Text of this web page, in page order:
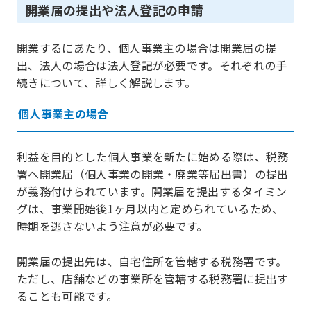
開業届の提出や法人登記の申請
開業するにあたり、個人事業主の場合は開業届の提
出、法人の場合は法人登記が必要です。それぞれの手
続きについて、詳しく解説します。
個人事業主の場合
利益を目的とした個人事業を新たに始める際は、税務
署へ開業届（個人事業の開業・廃業等届出書）の提出
が義務付けられています。開業届を提出するタイミン
グは、事業開始後1ヶ月以内と定められているため、
時期を逃さないよう注意が必要です。
開業届の提出先は、自宅住所を管轄する税務署です。
ただし、店舗などの事業所を管轄する税務署に提出す
ることも可能です。